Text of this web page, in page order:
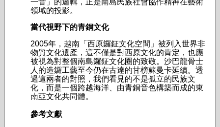
一音」的邏輯，正是南島民族社會協作精神在藝術
領域的投影。
當代視野下的青銅文化
2005年，越南「西原鑼鉦文化空間」被列入世界非
物質文化遺產，這不僅是對西原文化的肯定，也應
被視為對整個南島鑼鉦文化圈的致敬。沙巴龍骨士
人的造鑼工藝至今仍在古達的甘榜蘇曼卡延續。透
過這兩者的對照，我們看見的不是孤立的民族文
化，而是一個跨越海洋、由青銅音色構築而成的東
南亞文化共同體。
參考文獻